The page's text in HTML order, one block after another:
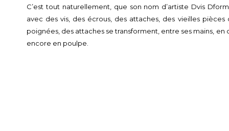
C’est tout naturellement, que son nom d’artiste Dvis
avec des vis, des écrous, des attaches, des vieilles
poignées, des attaches se transforment, entre ses mains,
encore en poulpe.